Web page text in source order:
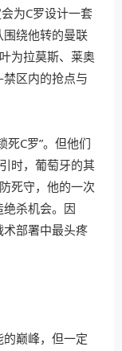
为C罗设计一套
绕他转的曼联
为拉莫斯、莱奥
区内的抢点与
死C罗”。但他们
时，葡萄牙的其
死守，他的一次
杀机会。因
部署中最头疼
巅峰，但一定